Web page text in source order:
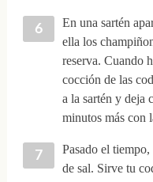
En una sartén
ella los
reserva. Cuando
cocción de las
a la sartén y deja
minutos más con
Pasado el
de sal. Sirve tu